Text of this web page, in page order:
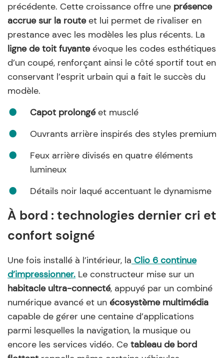
précédente. Cette croissance offre une présence
accrue sur la routeet lui permet de rivaliser en
prestance avec les modèles les plus récents. La
ligne de toit fuyanteévoque les codes esthétiques
d’un coupé, renforçant ainsi le côté sportif tout en
conservant l’esprit urbain qui a fait le succès du
modèle.
Capot prolongéet musclé
Ouvrants arrière inspirés des styles premium
Feux arrière divisés en quatre éléments
lumineux
Détails noir laqué accentuant le dynamisme
À bord : technologies dernier cri et
confort soigné
Une fois installé à l’intérieur, la Clio 6 continue
d’impressionner. Le constructeur mise sur un
habitacle ultra-connecté, appuyé par un combiné
numérique avancé et un écosystème multimédia
capable de gérer une centaine d’applications
parmi lesquelles la navigation, la musique ou
encore les services vidéo. Ce tableau de bord